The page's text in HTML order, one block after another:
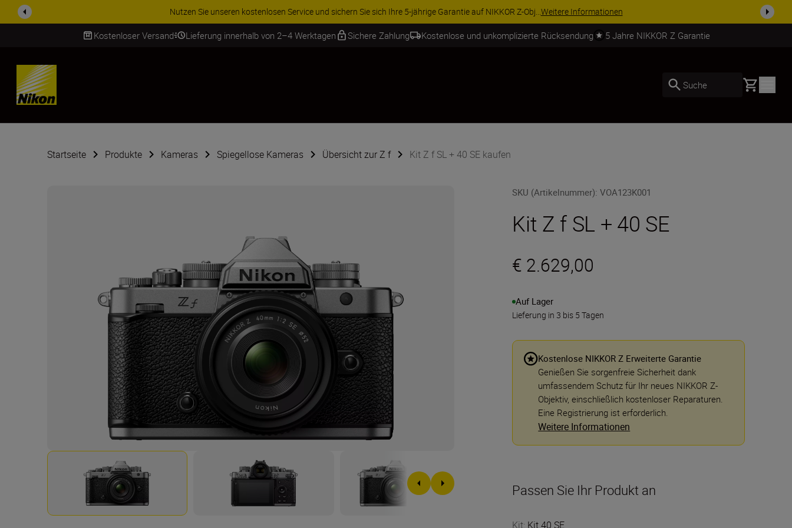
ZUBEHÖR IM ANGEBOT | Sparen Sie 15 % auf ausgewähltes Zubehör und vervollständigen Sie Ihre Ausrüstu...Jetzt einkaufen
Kostenloser Versand Lieferung innerhalb von 2–4 Werktagen Sichere Zahlung Kostenlose und unkomplizierte Rücksendung 5 Jahre NIKKOR Z Garantie
SKIP
Suche Basket
Startseite Produkte Kameras Spiegellose Kameras Übersicht zur Z f Kit Z f SL + 40 SE kaufen
SKU (Artikelnummer):VOA123K001
Kit Z f SL + 40 SE
€ 2.629,00
Auf Lager
Lieferung in 3 bis 5 Tagen
Kostenlose NIKKOR Z Erweiterte Garantie
Genießen Sie sorgenfreie Sicherheit dank
umfassendem Schutz für Ihr neues NIKKOR Z-
Objektiv, einschließlich kostenloser Reparaturen.
Eine Registrierung ist erforderlich.
Weitere Informationen
Passen Sie Ihr Produkt an
Kit: Kit 40 SE